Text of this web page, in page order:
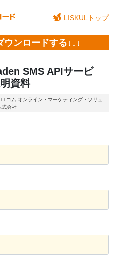
LISKULトップ
ウンロードする↓↓↓
SMS APIサービ
資料
コム オンライン・マーケティング・ソリュ
式会社